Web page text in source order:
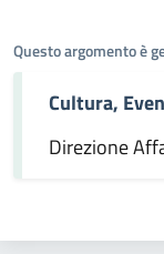
Questo argomento è
Cultura,
Direzione